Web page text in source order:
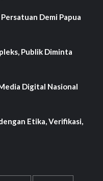
Demi Papua
Publik Diminta
Digital Nasional
Etika, Verifikasi,